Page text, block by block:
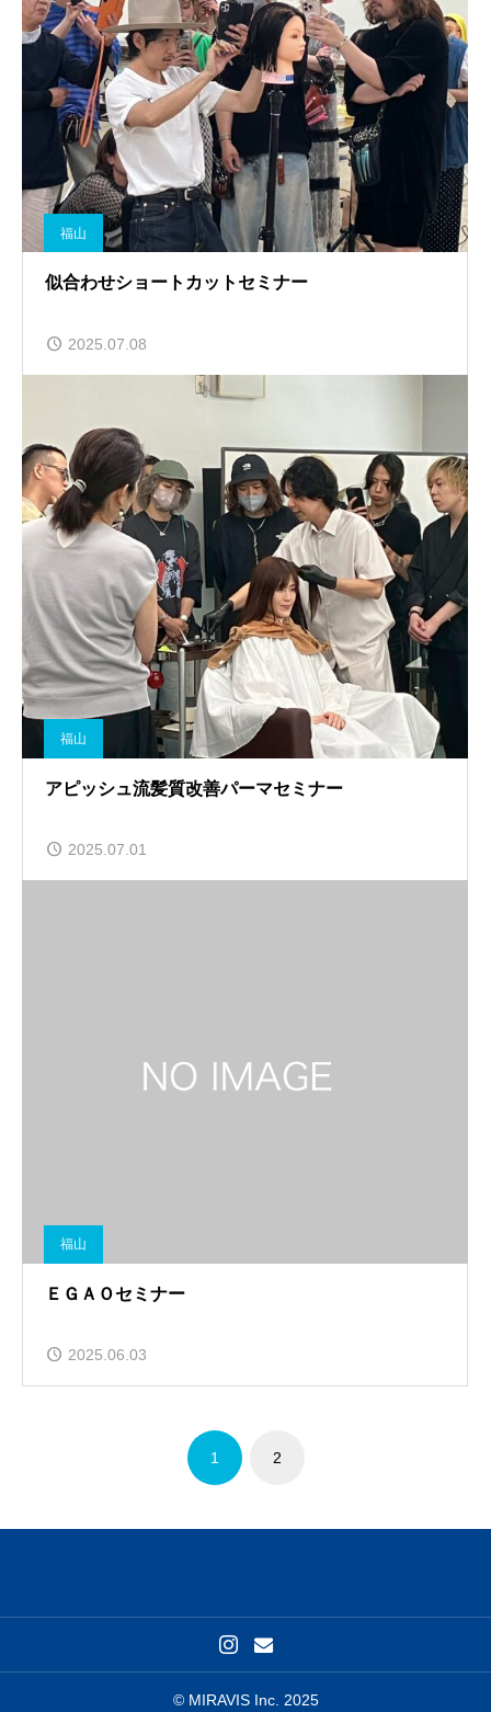
福山
似合わせショートカットセミナー
2025.07.08
福山
アピッシュ流髪質改善パーマセミナー
2025.07.01
福山
ＥＧＡＯセミナー
2025.06.03
1 2
© MIRAVIS Inc. 2025